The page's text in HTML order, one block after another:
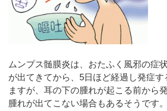
ムンプス髄膜炎は、おたふく風邪の症
が出てきてから、5日ほど経過し発症
ますが、耳の下の腫れが起こる前から
腫れが出てこない場合もあるそうです。